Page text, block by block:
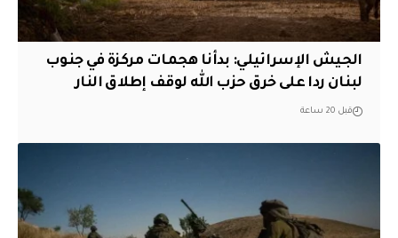
الجيش الإسرائيلي: بدأنا هجمات مركزة في جنوب
لبنان ردا على خرق حزب الله لوقف إطلاق النار
قبل 20 ساعة